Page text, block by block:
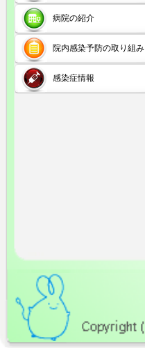
病院の紹介
院内感染予防の取り組み
感染症情報